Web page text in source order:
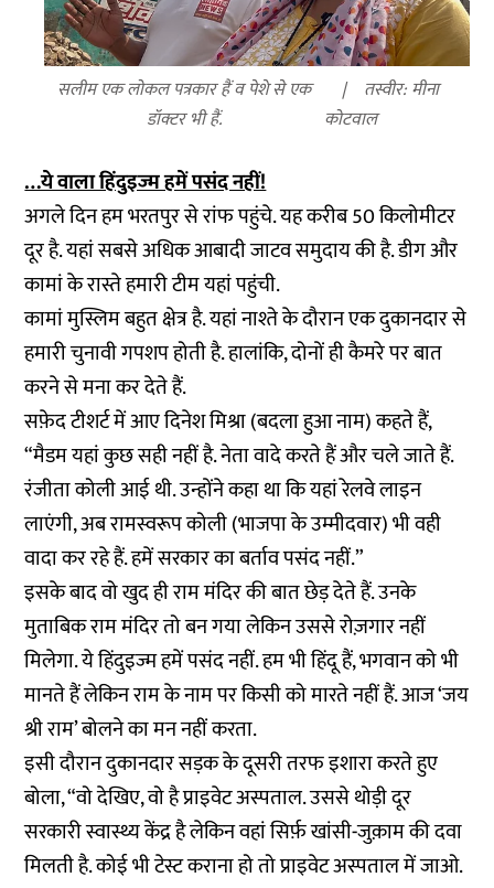
सलीम एक लोकल पत्रकार हैं व पेशे से एक
डॉक्टर भी हैं.
तस्वीर: मीना
कोटवाल
…ये वाला हिंदुइज्म हमें पसंद नहीं!
अगले दिन हम भरतपुर से रांफ पहुंचे. यह करीब 50 किलोमीटर
दूर है. यहां सबसे अधिक आबादी जाटव समुदाय की है. डीग और
कामां के रास्ते हमारी टीम यहां पहुंची.
कामां मुस्लिम बहुत क्षेत्र है. यहां नाश्ते के दौरान एक दुकानदार से
हमारी चुनावी गपशप होती है. हालांकि, दोनों ही कैमरे पर बात
करने से मना कर देते हैं.
सफ़ेद टीशर्ट में आए दिनेश मिश्रा (बदला हुआ नाम) कहते हैं,
“मैडम यहां कुछ सही नहीं है. नेता वादे करते हैं और चले जाते हैं.
रंजीता कोली आई थी. उन्होंने कहा था कि यहां रेलवे लाइन
लाएंगी, अब रामस्वरूप कोली (भाजपा के उम्मीदवार) भी वही
वादा कर रहे हैं. हमें सरकार का बर्ताव पसंद नहीं.”
इसके बाद वो खुद ही राम मंदिर की बात छेड़ देते हैं. उनके
मुताबिक राम मंदिर तो बन गया लेकिन उससे रोज़गार नहीं
मिलेगा. ये हिंदुइज्म हमें पसंद नहीं. हम भी हिंदू हैं, भगवान को भी
मानते हैं लेकिन राम के नाम पर किसी को मारते नहीं हैं. आज ‘जय
श्री राम’ बोलने का मन नहीं करता.
इसी दौरान दुकानदार सड़क के दूसरी तरफ इशारा करते हुए
बोला, “वो देखिए, वो है प्राइवेट अस्पताल. उससे थोड़ी दूर
सरकारी स्वास्थ्य केंद्र है लेकिन वहां सिर्फ़ खांसी-जुक़ाम की दवा
मिलती है. कोई भी टेस्ट कराना हो तो प्राइवेट अस्पताल में जाओ.